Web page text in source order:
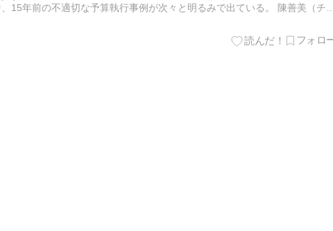
15年前の不適切な予算執行事例が次々と明るみで出ている。 陳善美（チ